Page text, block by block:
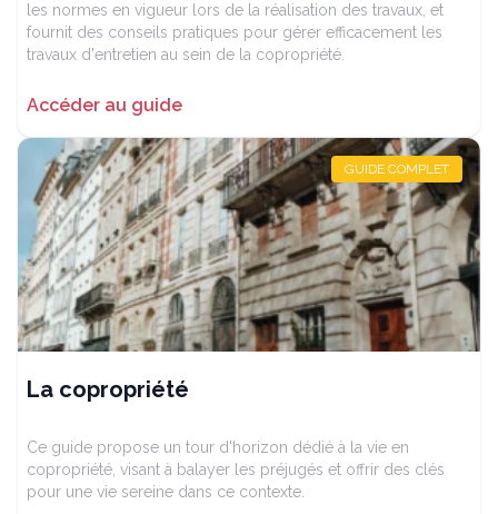
les normes en vigueur lors de la réalisation des travaux, et
fournit des conseils pratiques pour gérer efficacement les
travaux d'entretien au sein de la copropriété.
Accéder au guide
GUIDE COMPLET
La copropriété
Ce guide propose un tour d'horizon dédié à la vie en
copropriété, visant à balayer les préjugés et offrir des clés
pour une vie sereine dans ce contexte.